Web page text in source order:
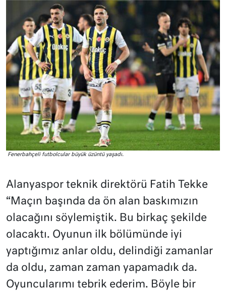
Fenerbahçeli futbolcular büyük üzüntü yaşadı.
Alanyaspor teknik direktörü Fatih Tekke
“Maçın başında da ön alan baskımızın
olacağını söylemiştik. Bu birkaç şekilde
olacaktı. Oyunun ilk bölümünde iyi
yaptığımız anlar oldu, delindiği zamanlar
da oldu, zaman zaman yapamadık da.
Oyuncularımı tebrik ederim. Böyle bir